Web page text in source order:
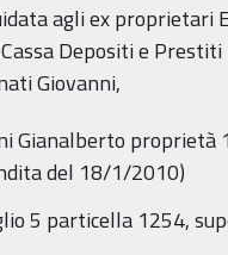
agli ex proprietari
Depositi e
Giovanni,
Gianalberto
del 18/1/2010)
5 particella 1254,